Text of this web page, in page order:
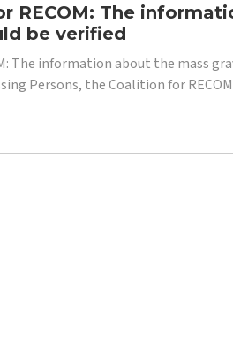
RECOM: The
be verified
The information about the mass
Persons, the Coalition for